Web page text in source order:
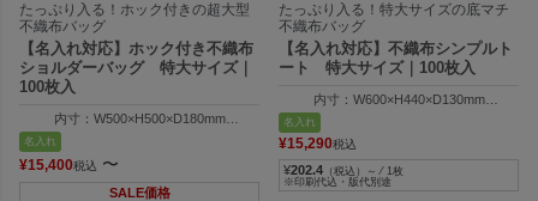
たっぷり入る！ホック付きの超大型
不織布バッグ
【名入れ対応】ホック付き不織布
ショルダーバッグ 特大サイズ｜
100枚入
内寸：W500×H500×D180mm
外寸：W680×H500×D180mm
名入れ
¥15,400税込 〜
SALE価格
たっぷり入る！特大サイズの底マチ
不織布バッグ
【名入れ対応】不織布シンプルト
ート 特大サイズ｜100枚入
内寸：W600×H440×D130mm
外寸：W730×H440×D130mm
名入れ
¥15,290税込
¥202.4 （税込）～ ⁄ 1枚
※印刷代込・版代別途